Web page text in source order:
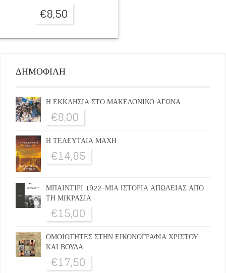
€8,50
ΔΗΜΟΦΙΛΗ
Η ΕΚΚΛΗΣΙΑ ΣΤΟ ΜΑΚΕΔΟΝΙΚΟ ΑΓΩΝΑ
€8,00
Η ΤΕΛΕΥΤΑΙΑ ΜΑΧΗ
€14,85
ΜΠΑΙΝΤΙΡΙ 1922-ΜΙΑ ΙΣΤΟΡΙΑ ΑΠΩΛΕΙΑΣ ΑΠΟ
ΤΗ ΜΙΚΡΑΣΙΑ
€15,00
ΟΜΟΙΟΤΗΤΕΣ ΣΤΗΝ ΕΙΚΟΝΟΓΡΑΦΙΑ ΧΡΙΣΤΟΥ
ΚΑΙ ΒΟΥΔΑ
€17,50